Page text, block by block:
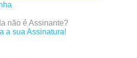
não é Assinante?
a sua Assinatura!